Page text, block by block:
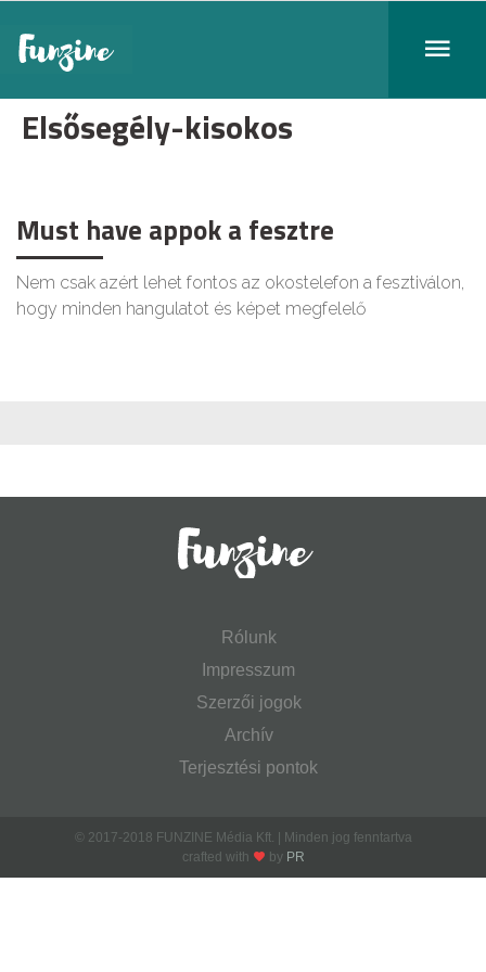
Elsősegély-kisokos
Must have appok a fesztre
Nem csak azért lehet fontos az okostelefon a fesztiválon,
hogy minden hangulatot és képet megfelelő
Rólunk
Impresszum
Szerzői jogok
Archív
Terjesztési pontok
© 2017-2018 FUNZINE Média Kft. | Minden jog fenntartva
crafted with
by PR